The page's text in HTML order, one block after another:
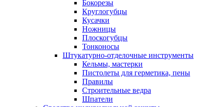
Бокорезы
Круглогубцы
Кусачки
Ножницы
Плоскогубцы
Тонконосы
Штукатурно-отделочные инструменты
Кельмы, мастерки
Пистолеты для герметика, пены
Правилы
Строительные ведра
Шпатели